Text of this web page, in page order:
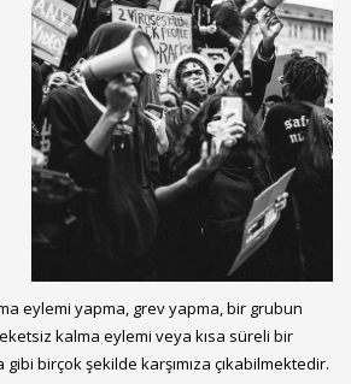
eylemi yapma, grev yapma, bir grubun
kalma eylemi veya kısa süreli bir
gibi birçok şekilde karşımıza çıkabilmektedir.